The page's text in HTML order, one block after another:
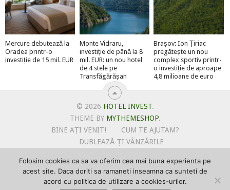
Mercure debutează la
Oradea printr-o
investiție de 15 mil. EUR
Monte Vidraru,
investiție de până la 8
mil. EUR: un nou hotel
de 4 stele pe
Transfăgărășan
Brașov: Ion Țiriac
pregătește un nou
complex sportiv printr-
o investiție de aproape
4,8 milioane de euro
© 2026 HOTEL INVEST.
THEME BY MYTHEMESHOP.
BINE AȚI VENIT!
CUM TE AJUTAM?
DUBLEAZĂ-ȚI VÂNZĂRILE
POLITICA DE UTILIZARE COOKIE-URI
PRIMEȘTI GRATUIT MEGA-CADOURI LA ABONARE
Folosim cookies ca sa va oferim cea mai buna experienta pe
acest site. Daca doriti sa ramaneti inseamna ca sunteti de
acord cu politica de utilizare a cookies-urilor.